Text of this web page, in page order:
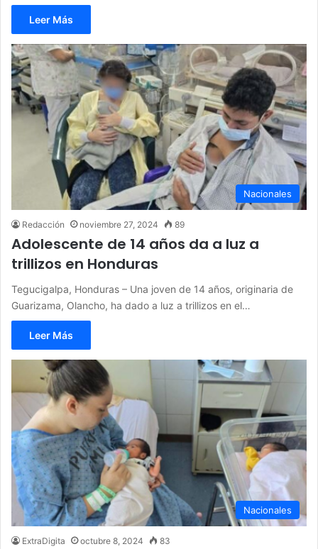
Leer Más
Nacionales
Redacción noviembre 27, 2024 89
Adolescente de 14 años da a luz a
trillizos en Honduras
Tegucigalpa, Honduras – Una joven de 14 años, originaria de
Guarizama, Olancho, ha dado a luz a trillizos en el…
Leer Más
Nacionales
ExtraDigita octubre 8, 2024 83